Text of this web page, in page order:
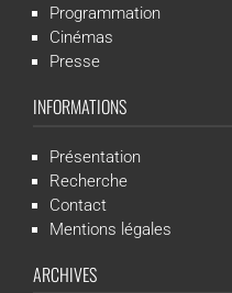
Programmation
Cinémas
Presse
INFORMATIONS
Présentation
Recherche
Contact
Mentions légales
ARCHIVES